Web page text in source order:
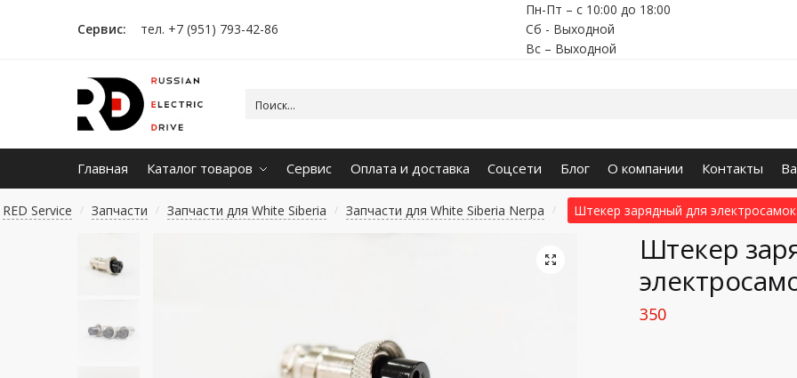
Сервис: тел. +7 (951) 793-42-86
Пн-Пт – с 10:00 до 18:00
Сб - Выходной
Вс – Выходной
Главная Каталог товаров Сервис Оплата и доставка Соцсети Блог О компании Контакты
RED Service / Запчасти / Запчасти для White Siberia / Запчасти для White Siberia Nerpa / Штекер зарядный для
🔍
Штекер
350